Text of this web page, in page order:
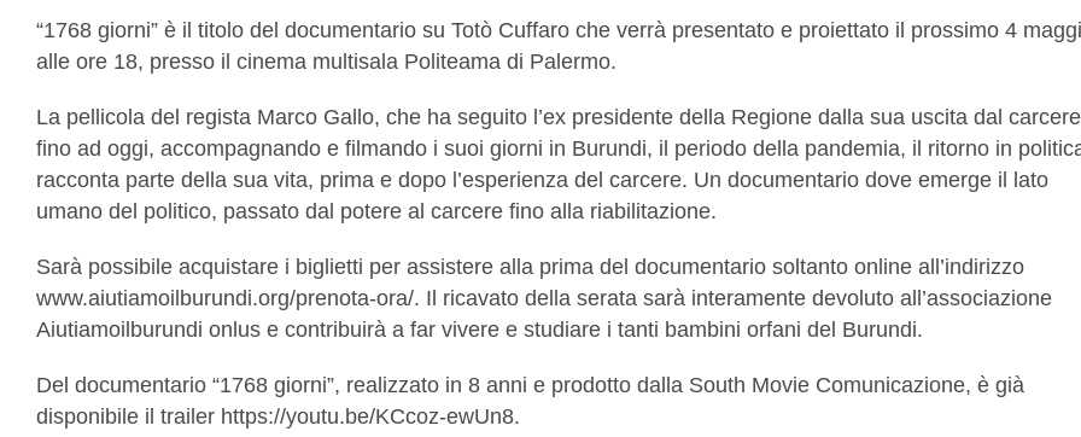
“1768 giorni” è il titolo del documentario su Totò Cuffaro che verrà presentato e proiettato il prossimo 4
alle ore 18, presso il cinema multisala Politeama di Palermo.
La pellicola del regista Marco Gallo, che ha seguito l’ex presidente della Regione dalla sua uscita dal carcere
fino ad oggi, accompagnando e filmando i suoi giorni in Burundi, il periodo della pandemia, il ritorno in
racconta parte della sua vita, prima e dopo l’esperienza del carcere. Un documentario dove emerge il lato
umano del politico, passato dal potere al carcere fino alla riabilitazione.
Sarà possibile acquistare i biglietti per assistere alla prima del documentario soltanto online all’indirizzo
www.aiutiamoilburundi.org/prenota-ora/. Il ricavato della serata sarà interamente devoluto all’associazione
Aiutiamoilburundi onlus e contribuirà a far vivere e studiare i tanti bambini orfani del Burundi.
Del documentario “1768 giorni”, realizzato in 8 anni e prodotto dalla South Movie Comunicazione, è già
disponibile il trailer https://youtu.be/KCcoz-ewUn8.